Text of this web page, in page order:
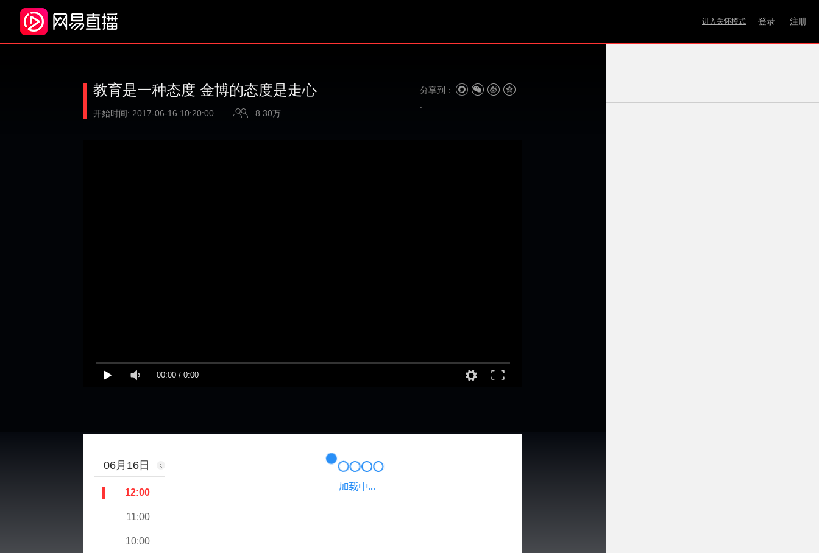
进入关怀模式 登录 注册
教育是一种态度 金博的态度是走心 分享到：
开始时间: 2017-06-16 10:20:00 8.30万
00:00 / 0:00
06月16日
12:00
11:00
10:00